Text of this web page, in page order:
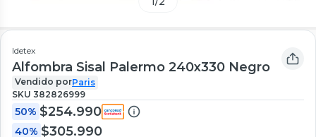
Idetex
Alfombra Sisal Palermo 240x330 Negro
Vendido porParis
SKU 382826999
50% $254.990
40% $305.990